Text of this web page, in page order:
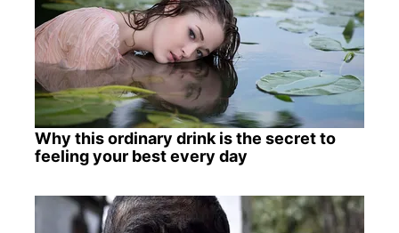
Why this ordinary drink is the secret to
feeling your best every day